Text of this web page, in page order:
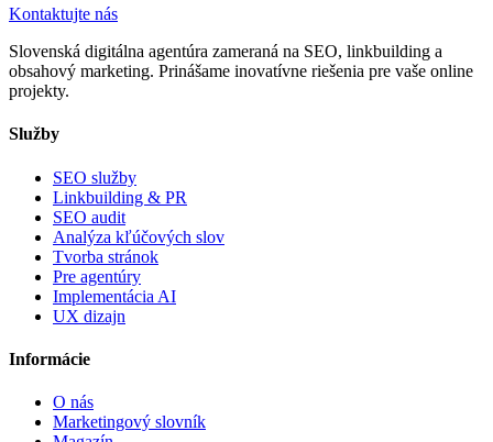
Kontaktujte nás
Slovenská digitálna agentúra zameraná na SEO, linkbuilding a
obsahový marketing. Prinášame inovatívne riešenia pre vaše online
projekty.
Služby
SEO služby
Linkbuilding & PR
SEO audit
Analýza kľúčových slov
Tvorba stránok
Pre agentúry
Implementácia AI
UX dizajn
Informácie
O nás
Marketingový slovník